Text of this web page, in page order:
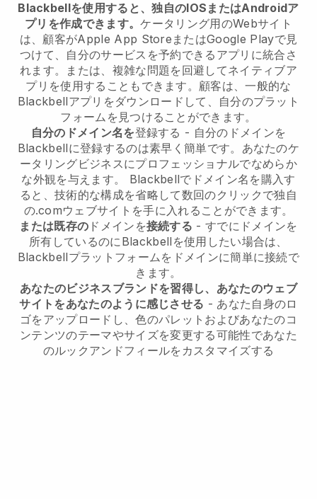
Blackbellを使用すると、独自のIOSまたはAndroidア
プリを作成できます。ケータリング用のWebサイト
は、顧客がApple App StoreまたはGoogle Playで見
つけて、自分のサービスを予約できるアプリに統合さ
れます。または、複雑な問題を回避してネイティブア
プリを使用することもできます。顧客は、一般的な
Blackbellアプリをダウンロードして、自分のプラット
フォームを見つけることができます。
自分のドメイン名を登録する - 自分のドメインを
Blackbellに登録するのは素早く簡単です。あなたのケ
ータリングビジネスにプロフェッショナルでなめらか
な外観を与えます。 Blackbellでドメイン名を購入す
ると、技術的な構成を省略して数回のクリックで独自
の.comウェブサイトを手に入れることができます。
または既存の ドメインを接続する - すでにドメインを
所有しているのにBlackbellを使用したい場合は、
Blackbellプラットフォームをドメインに簡単に接続で
きます。
あなたのビジネスブランドを習得し、あなたのウェブ
サイトをあなたのように感じさせる - あなた自身のロ
ゴをアップロードし、色のパレットおよびあなたのコ
ンテンツのテーマやサイズを変更する可能性であなた
のルックアンドフィールをカスタマイズする